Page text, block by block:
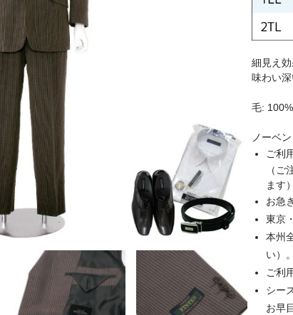
細見え
味わい
毛: 100%
ノーベ
ご利
（
ます）
お急
東京
本州
い）。
ご利
シー
お早